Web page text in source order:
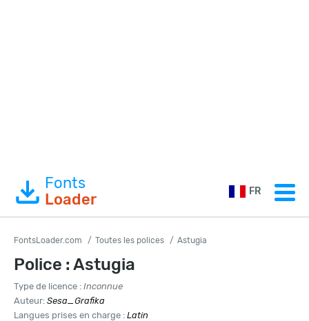
Fonts
Loader
FR
FontsLoader.com Toutes les polices Astugia
Police : Astugia
Type de licence : Inconnue
Auteur: Sesa_Grafika
Langues prises en charge : Latin